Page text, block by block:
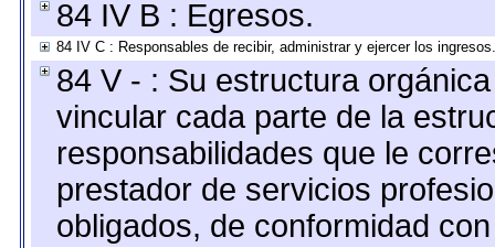
84 IV B : Egresos.
84 IV C : Responsables de recibir, administrar y ejercer los ingresos.
84 V - : Su estructura
vincular cada parte de la
responsabilidades que le
prestador de servicios
obligados, de conformidad